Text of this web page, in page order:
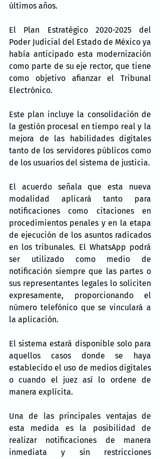
últimos años.
El Plan Estratégico 2020-2025 del
Poder Judicial del Estado de México ya
había anticipado esta modernización
como parte de su eje rector, que tiene
como objetivo afianzar el Tribunal
Electrónico.
Este plan incluye la consolidación de
la gestión procesal en tiempo real y la
mejora de las habilidades digitales
tanto de los servidores públicos como
de los usuarios del sistema de justicia.
El acuerdo señala que esta nueva
modalidad aplicará tanto para
notificaciones como citaciones en
procedimientos penales y en la etapa
de ejecución de los asuntos radicados
en los tribunales. El WhatsApp podrá
ser utilizado como medio de
notificación siempre que las partes o
sus representantes legales lo soliciten
expresamente, proporcionando el
número telefónico que se vinculará a
la aplicación.
El sistema estará disponible solo para
aquellos casos donde se haya
establecido el uso de medios digitales
o cuando el juez así lo ordene de
manera explícita.
Una de las principales ventajas de
esta medida es la posibilidad de
realizar notificaciones de manera
inmediata y sin restricciones